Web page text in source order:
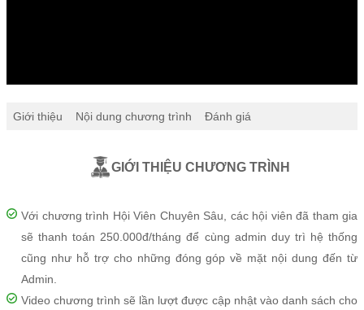
Giới thiệu Nội dung chương trình Đánh giá
GIỚI THIỆU CHƯƠNG TRÌNH
Với chương trình Hội Viên Chuyên Sâu, các hội viên đã tham gia
sẽ thanh toán 250.000đ/tháng để cùng admin duy trì hệ thống
cũng như hỗ trợ cho những đóng góp về mặt nội dung đến từ
Admin.
Video chương trình sẽ lần lượt được cập nhật vào danh sách cho